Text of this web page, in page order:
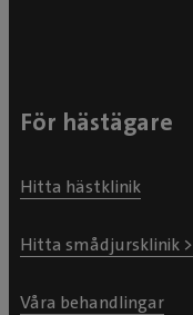
För hästägare
Hitta hästklinik
Hitta smådjursklinik >
Våra behandlingar